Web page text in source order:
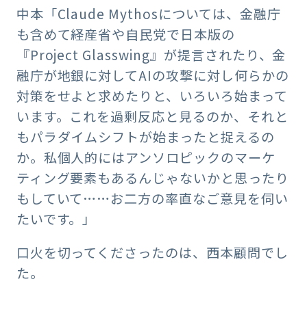
中本「Claude Mythosについては、金融庁
も含めて経産省や自民党で日本版の
『Project Glasswing』が提言されたり、金
融庁が地銀に対してAIの攻撃に対し何らかの
対策をせよと求めたりと、いろいろ始まって
います。これを過剰反応と見るのか、それと
もパラダイムシフトが始まったと捉えるの
か。私個人的にはアンソロピックのマーケ
ティング要素もあるんじゃないかと思ったり
もしていて……お二方の率直なご意見を伺い
たいです。」
口火を切ってくださったのは、西本顧問でし
た。